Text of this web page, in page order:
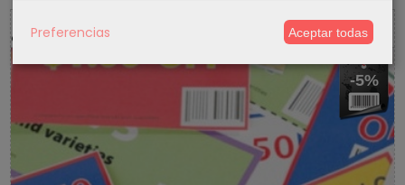
-5%
Preferencias Aceptar todas